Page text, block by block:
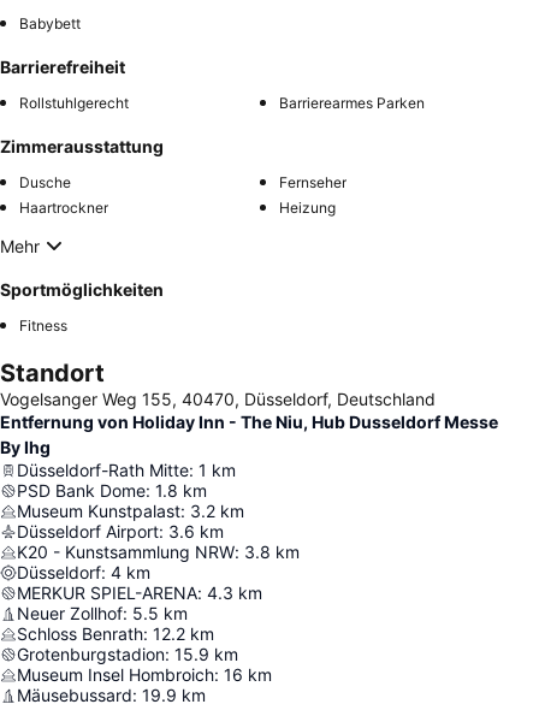
Babybett
Barrierefreiheit
Rollstuhlgerecht Barrierearmes Parken
Zimmerausstattung
Dusche
Fernseher
Haartrockner
Heizung
Mehr
Sportmöglichkeiten
Fitness
Standort
Vogelsanger Weg 155, 40470, Düsseldorf, Deutschland
Entfernung von Holiday Inn - The Niu, Hub Dusseldorf Messe
By Ihg
Düsseldorf-Rath Mitte: 1 km
PSD Bank Dome: 1.8 km
Museum Kunstpalast: 3.2 km
Düsseldorf Airport: 3.6 km
K20 - Kunstsammlung NRW: 3.8 km
Düsseldorf: 4 km
MERKUR SPIEL-ARENA: 4.3 km
Neuer Zollhof: 5.5 km
Schloss Benrath: 12.2 km
Grotenburgstadion: 15.9 km
Museum Insel Hombroich: 16 km
Mäusebussard: 19.9 km